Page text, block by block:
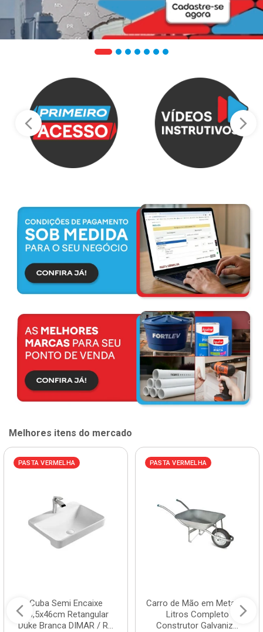
Melhores itens do mercado
PASTA VERMELHA
Cuba Semi Encaixe
58,5x46cm Retangular
Duke Branca DIMAR / R...
PASTA VERMELHA
Carro de Mão em Metal 60
Litros Completo
Construtor Galvaniz...